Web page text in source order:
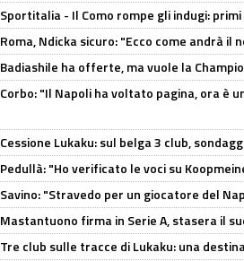
Sportitalia - Il Como rompe gli indugi:
Roma, Ndicka sicuro: "Ecco come andrà il
Badiashile ha offerte, ma vuole la
Corbo: "Il Napoli ha voltato pagina, ora è
Cessione Lukaku: sul belga 3 club,
Pedullà: "Ho verificato le voci su
Savino: "Stravedo per un giocatore del
Mastantuono firma in Serie A, stasera il
Tre club sulle tracce di Lukaku: una